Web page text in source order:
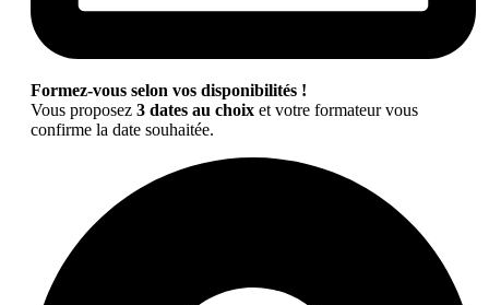
Formez-vous selon vos disponibilités !
Vous proposez 3 dates au choix et votre formateur vous
confirme la date souhaitée.